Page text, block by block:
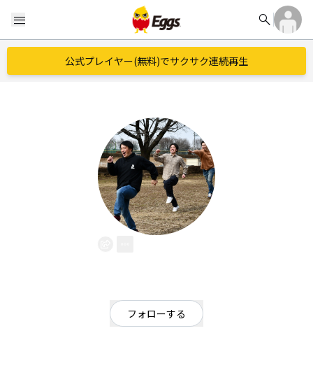
menu search
公式プレイヤー(無料)でサクサク連続再生
フォローする